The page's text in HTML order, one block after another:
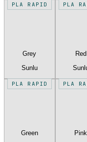
PLA RAPID
Grey
Sunlu
PLA
Red
PLA RAPID
Green
PLA
Pink